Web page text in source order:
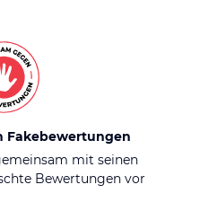
Fakebewertungen
mit seinen
Bewertungen vor